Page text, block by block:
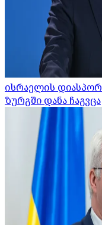
ისრაელის
ზურგში დანა ჩაგვცა